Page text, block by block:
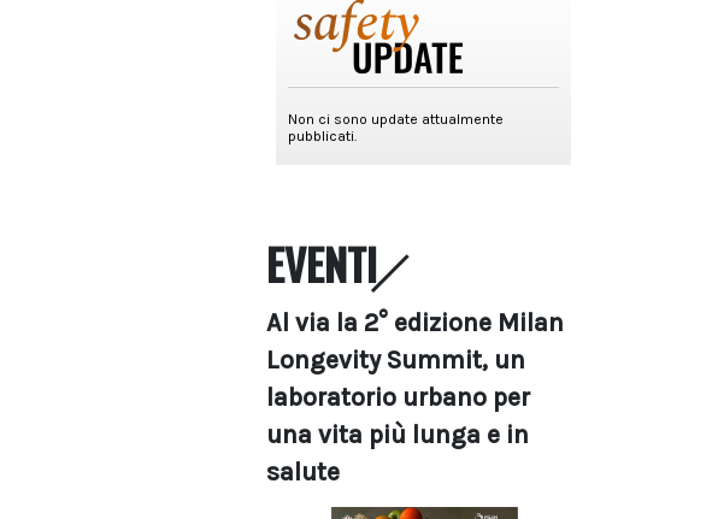
EVENTI
Al via la 2° edizione Milan
Longevity Summit, un
laboratorio urbano per
una vita più lunga e in
salute